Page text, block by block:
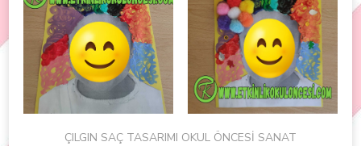
ÇILGIN SAÇ TASARIMI OKUL ÖNCESİ SANAT